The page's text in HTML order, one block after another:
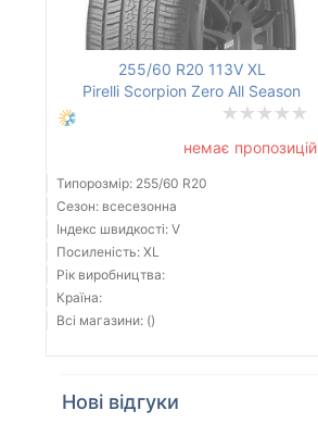
255/60 R20 113V XL
Pirelli Scorpion Zero All Season
немає пропозицій
Типорозмір: 255/60 R20
Сезон: всесезонна
Індекс швидкості: V
Посиленість: XL
Рік виробництва:
Країна:
Всі магазини: ()
Нові відгуки